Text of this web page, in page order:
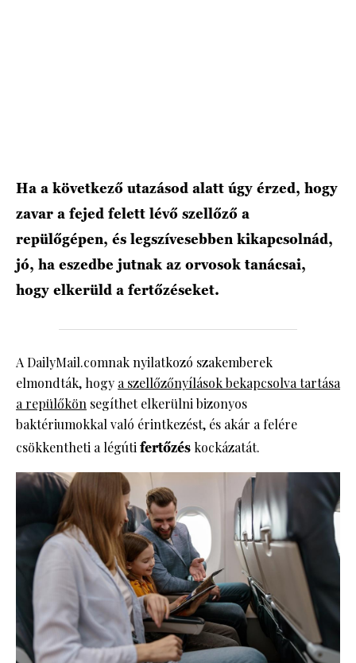
Ha a következő utazásod alatt úgy érzed, hogy
zavar a fejed felett lévő szellőző a
repülőgépen, és legszívesebben kikapcsolnád,
jó, ha eszedbe jutnak az orvosok tanácsai,
hogy elkerüld a fertőzéseket.
A DailyMail.comnak nyilatkozó szakemberek
elmondták, hogy a szellőzőnyílások bekapcsolva tartása
a repülőkön segíthet elkerülni bizonyos
baktériumokkal való érintkezést, és akár a felére
csökkentheti a légútifertőzés kockázatát.